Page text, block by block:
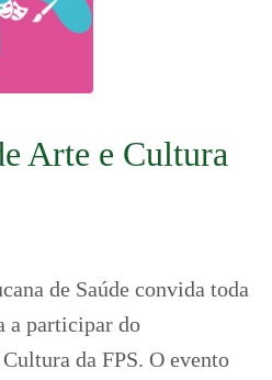
Arte e Cultura
de Saúde convida toda
a participar do
da FPS. O evento